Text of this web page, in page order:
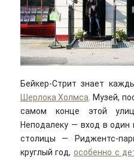
Бейкер-Стрит знает
Шерлока Холмса . Музей,
самом конце этой
Неподалеку — вход в один
столицы — Риджентс-
круглый год, особенно с